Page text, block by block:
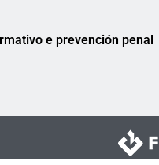
e prevención penal